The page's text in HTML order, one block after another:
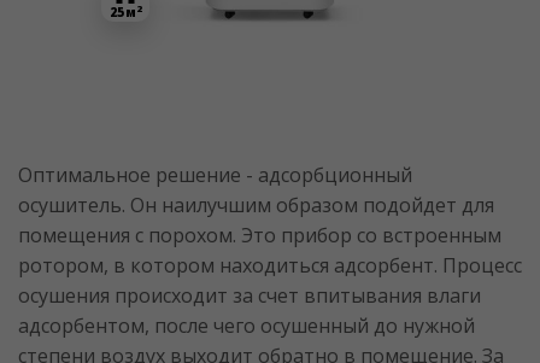
25 м 2
Оптимальное решение - адсорбционный
осушитель. Он наилучшим образом подойдет для
помещения с порохом. Это прибор со встроенным
ротором, в котором находиться адсорбент. Процесс
осушения происходит за счет впитывания влаги
адсорбентом, после чего осушенный до нужной
степени воздух выходит обратно в помещение. За